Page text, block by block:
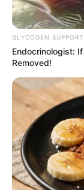
GLYCOGEN SUPPORT
Endocrinologist:
Removed!